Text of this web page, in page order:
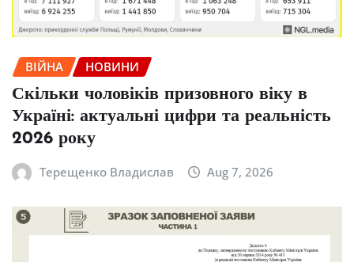
ВІЙНА НОВИНИ
Скільки чоловіків призовного віку в
Україні: актуальні цифри та реальність
2026 року
Терещенко Владислав Aug 7, 2026